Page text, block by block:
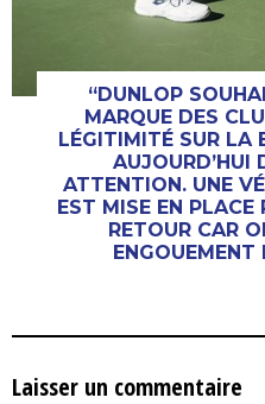
“DUNLOP
MARQUE DES
LÉGITIMITÉ SUR LA
AUJOURD’HUI
ATTENTION. UNE
EST MISE EN PLACE
RETOUR CAR
ENGOUEMENT
Laisser un commentaire